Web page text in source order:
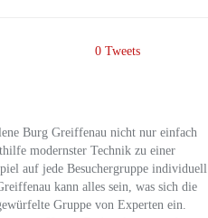
0 Tweets
Burg Greiffenau nicht nur einfach
modernster Technik zu einer
auf jede Besuchergruppe individuell
kann alles sein, was sich die
Gruppe von Experten ein.